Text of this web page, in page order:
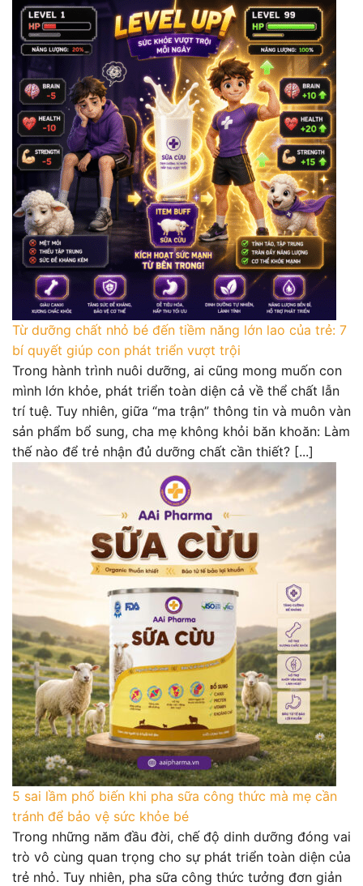
Từ dưỡng chất nhỏ bé đến tiềm năng lớn lao của trẻ: 7
bí quyết giúp con phát triển vượt trội
Trong hành trình nuôi dưỡng, ai cũng mong muốn con
mình lớn khỏe, phát triển toàn diện cả về thể chất lẫn
trí tuệ. Tuy nhiên, giữa “ma trận” thông tin và muôn vàn
sản phẩm bổ sung, cha mẹ không khỏi băn khoăn: Làm
thế nào để trẻ nhận đủ dưỡng chất cần thiết? [...]
5 sai lầm phổ biến khi pha sữa công thức mà mẹ cần
tránh để bảo vệ sức khỏe bé
Trong những năm đầu đời, chế độ dinh dưỡng đóng vai
trò vô cùng quan trọng cho sự phát triển toàn diện của
trẻ nhỏ. Tuy nhiên, pha sữa công thức tưởng đơn giản